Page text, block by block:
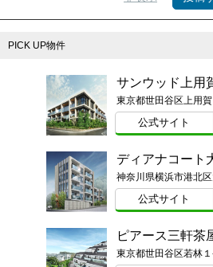
PICK UP物件
サンウッド上用
東京都世田谷区上用
公式サイト
ディアナコート
公式サイト
ピアース三軒茶
東京都世田谷区若林１